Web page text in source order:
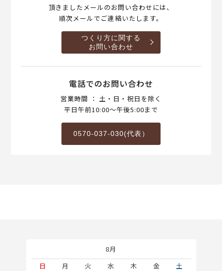
頂きましたメールのお問い合わせには、
順次メールでご連絡いたします。
つくり方に関する
お問い合わせ
電話でのお問い合わせ
営業時間 ： 土・日・祝日を除く
平日午前10:00～午後5:00まで
0570-037-030(代表）
8月
日
月 火 水 木 金
土